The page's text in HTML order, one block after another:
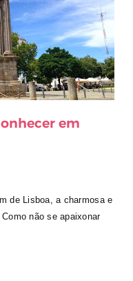
em
de Lisboa, a charmosa e
não se apaixonar